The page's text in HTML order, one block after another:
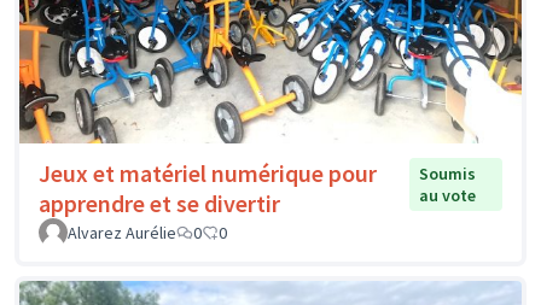
Jeux et matériel numérique pour
apprendre et se divertir
Soumis
au vote
Alvarez Aurélie
0 0